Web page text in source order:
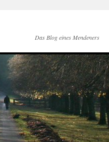
Das Blog eines Mendeners